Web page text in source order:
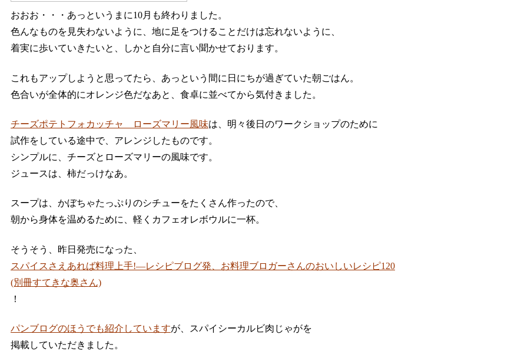
おおお・・・あっというまに10月も終わりました。
色んなものを見失わないように、地に足をつけることだけは忘れないように、
着実に歩いていきたいと、しかと自分に言い聞かせております。
これもアップしようと思ってたら、あっという間に日にちが過ぎていた朝ごはん。
色合いが全体的にオレンジ色だなあと、食卓に並べてから気付きました。
チーズポテトフォカッチャ ローズマリー風味は、明々後日のワークショップのために
試作をしている途中で、アレンジしたものです。
シンプルに、チーズとローズマリーの風味です。
ジュースは、柿だっけなあ。
スープは、かぼちゃたっぷりのシチューをたくさん作ったので、
朝から身体を温めるために、軽くカフェオレボウルに一杯。
そうそう、昨日発売になった、
スパイスさえあれば料理上手!―レシピブログ発、お料理ブロガーさんのおいしいレシピ120
(別冊すてきな奥さん)
！
パンブログのほうでも紹介していますが、スパイシーカルビ肉じゃがを
掲載していただきました。